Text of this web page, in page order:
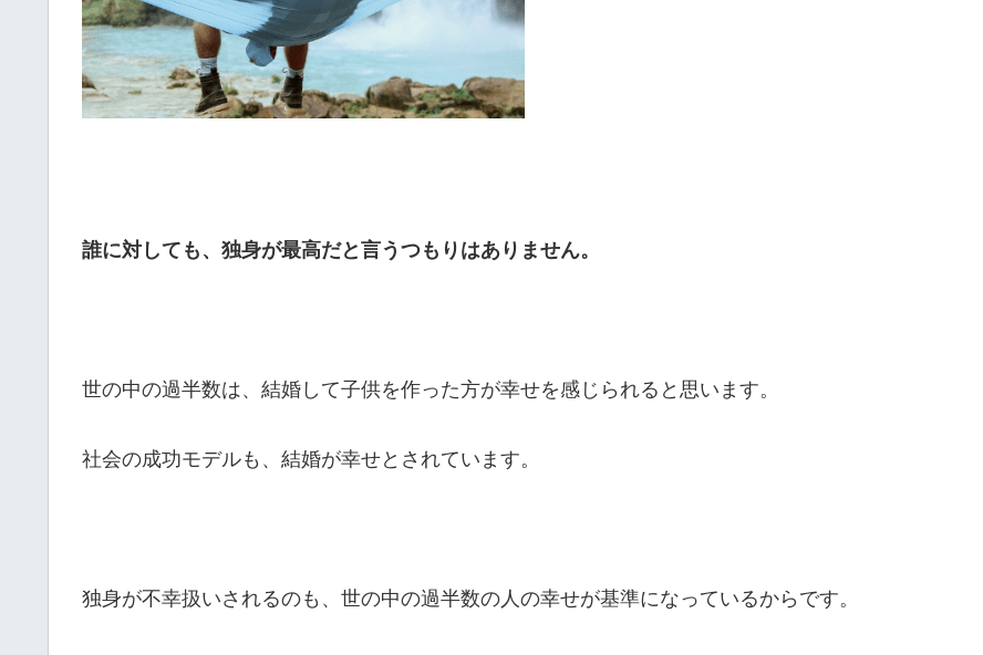
誰に対しても、独身が最高だと言うつもりはありません。
世の中の過半数は、結婚して子供を作った方が幸せを感じられると思います。
社会の成功モデルも、結婚が幸せとされています。
独身が不幸扱いされるのも、世の中の過半数の人の幸せが基準になっているからです。